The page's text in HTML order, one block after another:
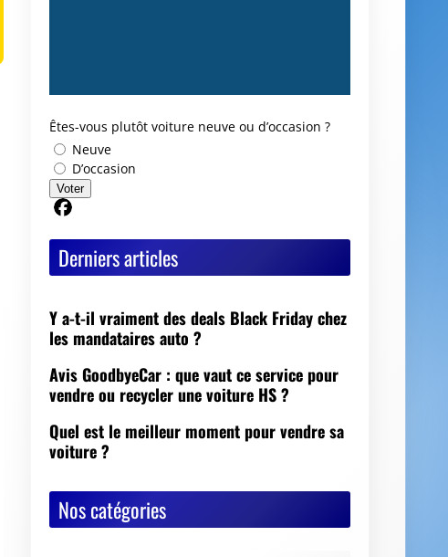
Êtes-vous plutôt voiture neuve ou d’occasion ?
Neuve
D’occasion
Voter
Derniers articles
Y a-t-il vraiment des deals Black Friday chez
les mandataires auto ?
Avis GoodbyeCar : que vaut ce service pour
vendre ou recycler une voiture HS ?
Quel est le meilleur moment pour vendre sa
voiture ?
Nos catégories